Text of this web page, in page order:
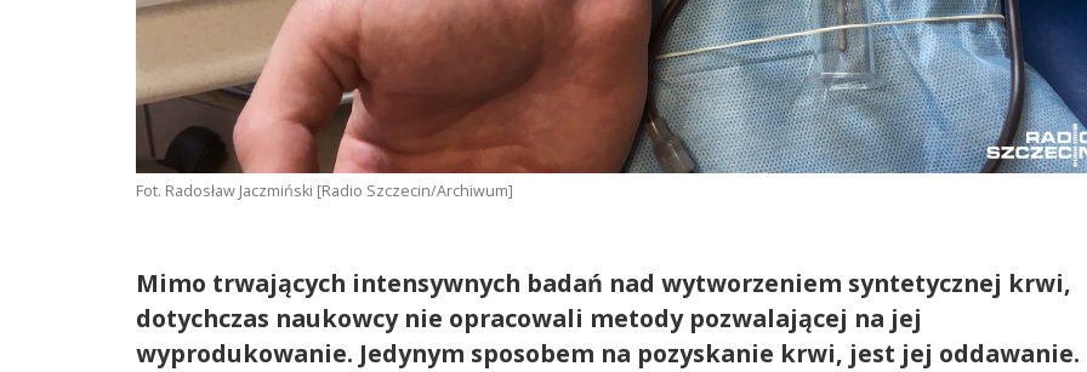
Fot. Radosław Jaczmiński [Radio Szczecin/Archiwum]
Mimo trwających intensywnych badań nad wytworzeniem syntetycznej krwi,
dotychczas naukowcy nie opracowali metody pozwalającej na jej
wyprodukowanie. Jedynym sposobem na pozyskanie krwi, jest jej oddawanie.